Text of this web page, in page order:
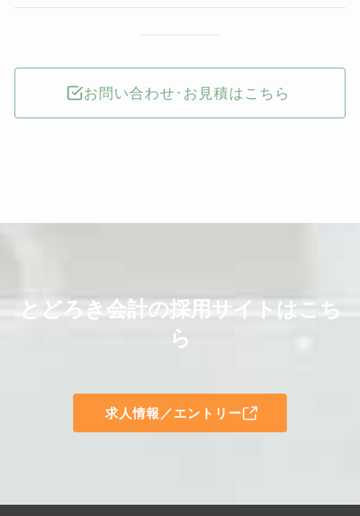
お問い合わせ･お見積はこちら
とどろき会計の採用サイトはこち
ら
求人情報／エントリー